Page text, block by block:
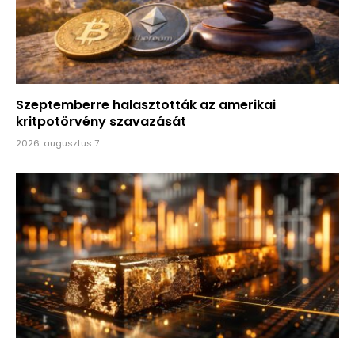
Szeptemberre halasztották az amerikai
kritpotörvény szavazását
2026. augusztus 7.